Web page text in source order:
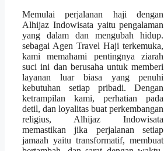
Memulai perjalanan haji dengan
Alhijaz Indowisata yaitu pengalaman
yang dalam dan mengubah hidup.
sebagai Agen Travel Haji terkemuka,
kami memahami pentingnya ziarah
suci ini dan berusaha untuk memberi
layanan luar biasa yang penuhi
kebutuhan setiap pribadi. Dengan
ketrampilan kami, perhatian pada
detil, dan loyalitas buat perkembangan
religius, Alhijaz Indowisata
memastikan jika perjalanan setiap
jamaah yaitu transformatif, membuat